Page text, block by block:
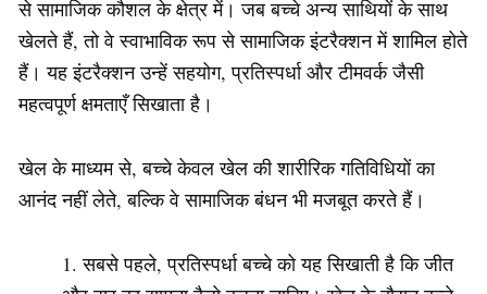
से सामाजिक कौशल के क्षेत्र में। जब बच्चे अन्य साथियों के साथ
खेलते हैं, तो वे स्वाभाविक रूप से सामाजिक इंटरैक्शन में शामिल होते
हैं। यह इंटरैक्शन उन्हें सहयोग, प्रतिस्पर्धा और टीमवर्क जैसी
महत्वपूर्ण क्षमताएँ सिखाता है।
खेल के माध्यम से, बच्चे केवल खेल की शारीरिक गतिविधियों का
आनंद नहीं लेते, बल्कि वे सामाजिक बंधन भी मजबूत करते हैं।
सबसे पहले, प्रतिस्पर्धा बच्चे को यह सिखाती है कि जीत